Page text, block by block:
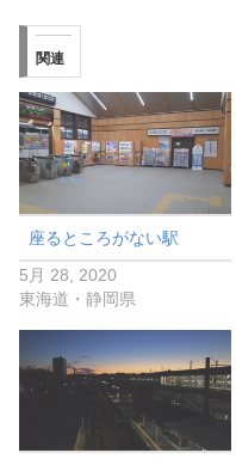
関連
座るところがない駅
5月 28, 2020
東海道・静岡県